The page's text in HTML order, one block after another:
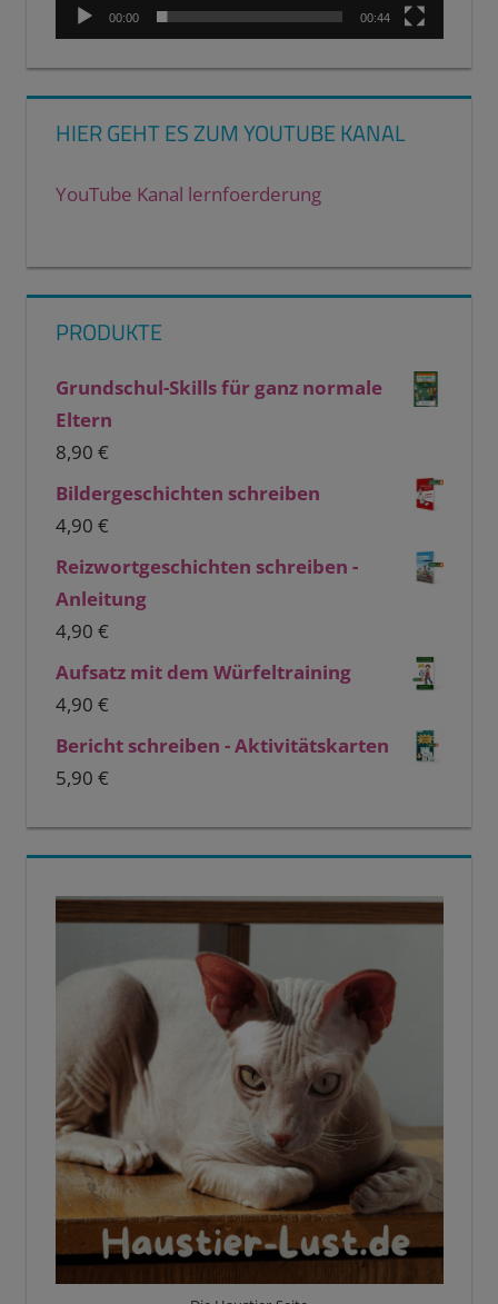
00:00 00:44
HIER GEHT ES ZUM YOUTUBE KANAL
YouTube Kanal lernfoerderung
PRODUKTE
Grundschul-Skills für ganz normale
Eltern
8,90 €
Bildergeschichten schreiben
4,90 €
Reizwortgeschichten schreiben -
Anleitung
4,90 €
Aufsatz mit dem Würfeltraining
4,90 €
Bericht schreiben - Aktivitätskarten
5,90 €